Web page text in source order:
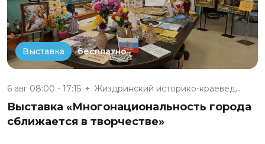
Выставка бесплатно
6 авг 08:00 - 17:15 Жиздринский историко-краеведче...
Выставка «Многонациональность города
сближается в творчестве»